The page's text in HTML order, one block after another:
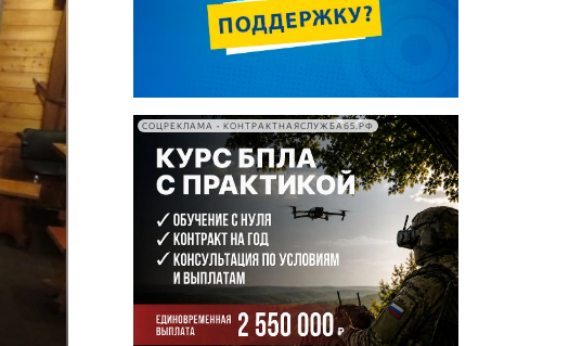
СОЦРЕКЛАМА • КОНТРАКТНАЯСЛУЖБА65.РФ